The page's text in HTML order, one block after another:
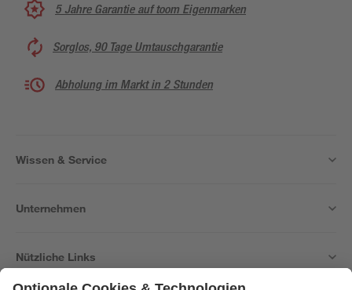
5 Jahre Garantie auf toom Eigenmarken
Sorglos, 90 Tage Umtauschgarantie
Abholung im Markt in 2 Stunden
Wissen & Service
Unternehmen
Nützliche Links